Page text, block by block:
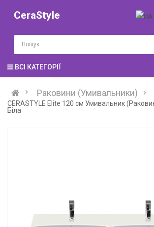
CeraStyle
ВСІ КАТЕГОРІЇ
Раковини (Умивальники)
CERASTYLE Elite 120 см Умивальник
Біла